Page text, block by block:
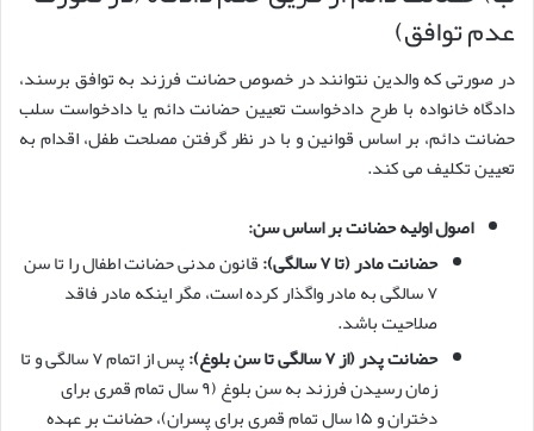
عدم توافق)
در صورتی که والدین نتوانند در خصوص حضانت فرزند به توافق برسند،
دادگاه خانواده با طرح دادخواست تعیین حضانت دائم یا دادخواست سلب
حضانت دائم، بر اساس قوانین و با در نظر گرفتن مصلحت طفل، اقدام به
تعیین تکلیف می کند.
اصول اولیه حضانت بر اساس سن:
حضانت مادر (تا ۷ سالگی):
قانون مدنی حضانت اطفال را تا سن
۷ سالگی به مادر واگذار کرده است، مگر اینکه مادر فاقد
صلاحیت باشد.
حضانت پدر (از ۷ سالگی تا سن بلوغ):
پس از اتمام ۷ سالگی و تا
زمان رسیدن فرزند به سن بلوغ (۹ سال تمام قمری برای
دختران و ۱۵ سال تمام قمری برای پسران)، حضانت بر عهده